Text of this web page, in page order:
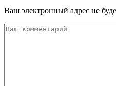
Ваш электронный адрес не